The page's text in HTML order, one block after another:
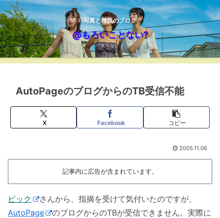
写真と韓流のブログ
@もろいことない?
AutoPageのブログからのTB受信不能
X Facebook コピー
2005.11.06
記事内に広告が含まれています。
ピック
さんから、指摘を受けて気付いたのですが、
AutoPage
のブログからのTBが受信できません。実際に